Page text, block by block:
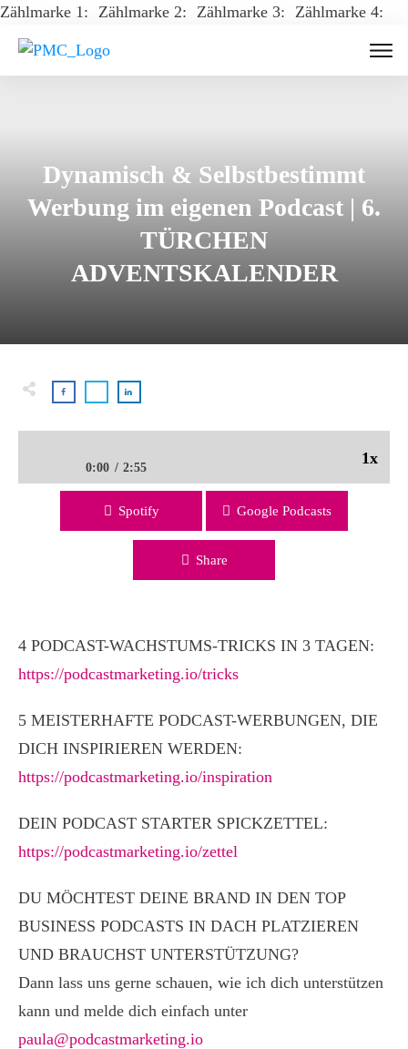
Zählmarke 1: Zählmarke 2: Zählmarke 3: Zählmarke 4:
Dynamisch & Selbstbestimmt
Werbung im eigenen Podcast | 6.
TÜRCHEN
ADVENTSKALENDER
1x
0:00 2:55
Dynamisch & Selbstbestimmt Werbung im eigenen Podcast
| 6. TÜRCHEN ADVENTSKALENDER
Spotify Google Podcasts
Share
4 PODCAST-WACHSTUMS-TRICKS IN 3 TAGEN:
https://podcastmarketing.io/tricks
5 MEISTERHAFTE PODCAST-WERBUNGEN, DIE
DICH INSPIRIEREN WERDEN:
https://podcastmarketing.io/inspiration
DEIN PODCAST STARTER SPICKZETTEL:
https://podcastmarketing.io/zettel
DU MÖCHTEST DEINE BRAND IN DEN TOP
BUSINESS PODCASTS IN DACH PLATZIEREN
UND BRAUCHST UNTERSTÜTZUNG?
Dann lass uns gerne schauen, wie ich dich unterstützen
kann und melde dich einfach unter
paula@podcastmarketing.io